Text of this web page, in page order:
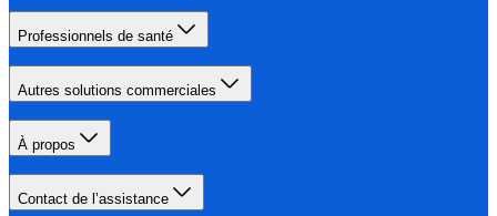
Professionnels de santé
Autres solutions commerciales
À propos
Contact de l’assistance